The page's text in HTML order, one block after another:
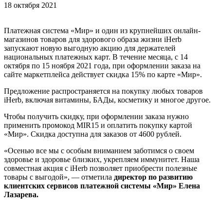
18 октября 2021
Платежная система «Мир» и один из крупнейших онлайн-
магазинов товаров для здорового образа жизни iHerb
запускают новую выгодную акцию для держателей
национальных платежных карт. В течение месяца, с 14
октября по 15 ноября 2021 года, при оформлении заказа на
сайте маркетплейса действует скидка 15% по карте «Мир».
Предложение распространяется на покупку любых товаров
iHerb, включая витамины, БАДы, косметику и многое другое.
Чтобы получить скидку, при оформлении заказа нужно
применить промокод MIR15 и оплатить покупку картой
«Мир». Скидка доступна для заказов от 4600 рублей.
«Осенью все мы с особым вниманием заботимся о своем
здоровье и здоровье близких, укрепляем иммунитет. Наша
совместная акция с iHerb позволяет приобрести полезные
товары с выгодой», — отметила директор по развитию
клиентских сервисов платежной системы «Мир» Елена
Лазарева.